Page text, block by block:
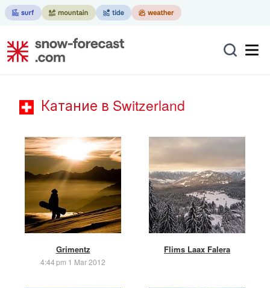
Катание в Switzerland
Grimentz
4:44 pm 1 Mar 2012
Flims Laax Falera